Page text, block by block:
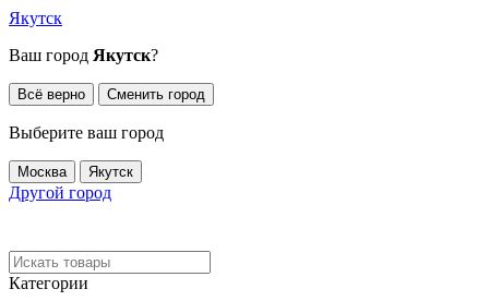
Якутск
Ваш город Якутск?
Всё верно Сменить город
Выберите ваш город
Москва Якутск
Другой город
Категории